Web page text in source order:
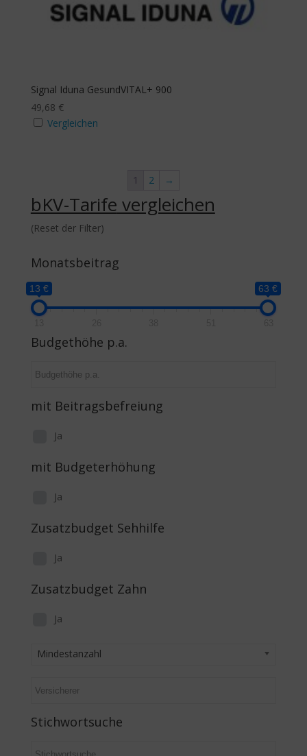
Signal Iduna GesundVITAL+ 900
49,68 €
Vergleichen
1 2 →
bKV-Tarife vergleichen
(Reset der Filter)
Monatsbeitrag
13 € 63 €
Budgethöhe p.a.
mit Beitragsbefreiung
Ja
mit Budgeterhöhung
Ja
Zusatzbudget Sehhilfe
Ja
Zusatzbudget Zahn
Ja
Mindestanzahl
Stichwortsuche